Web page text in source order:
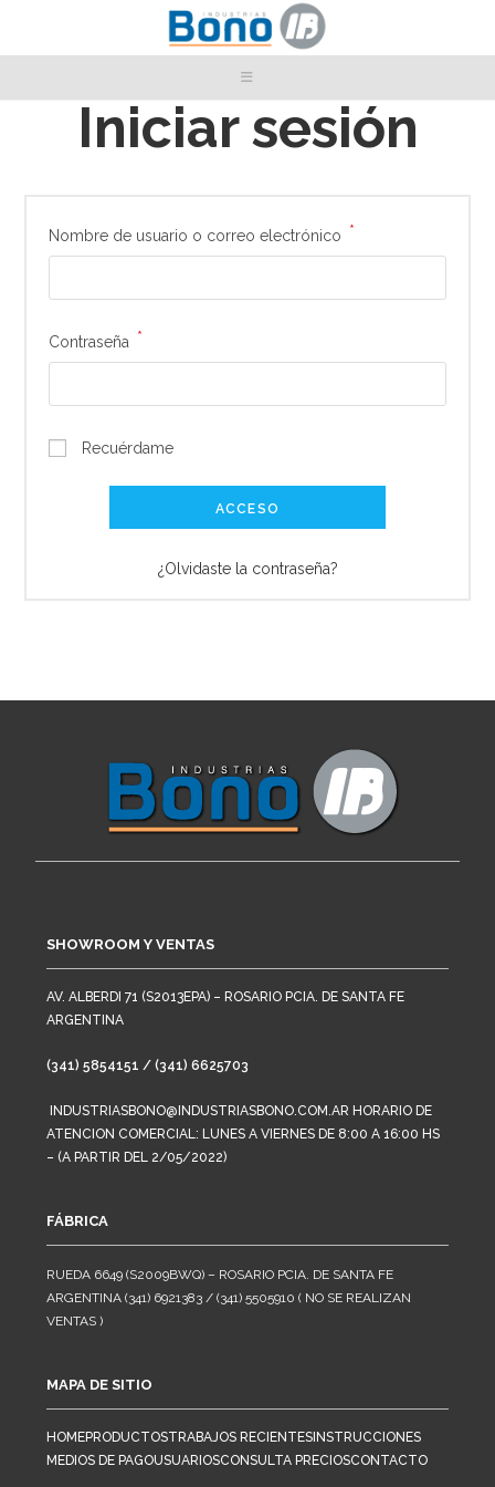
Iniciar sesión
Nombre de usuario o correo electrónico *
Contraseña *
Recuérdame
ACCESO
¿Olvidaste la contraseña?
SHOWROOM Y VENTAS
AV. ALBERDI 71 (S2013EPA) – ROSARIO PCIA. DE SANTA FE
ARGENTINA
(341) 5854151 / (341) 6625703
INDUSTRIASBONO@INDUSTRIASBONO.COM.AR HORARIO DE
ATENCION COMERCIAL: LUNES A VIERNES DE 8:00 A 16:00 HS
– (A PARTIR DEL 2/05/2022)
FÁBRICA
RUEDA 6649 (S2009BWQ) – ROSARIO PCIA. DE SANTA FE
ARGENTINA (341) 6921383 / (341) 5505910 ( NO SE REALIZAN
VENTAS )
MAPA DE SITIO
HOMEPRODUCTOSTRABAJOS RECIENTES INSTRUCCIONES
MEDIOS DE PAGOUSUARIOSCONSULTA PRECIOSCONTACTO